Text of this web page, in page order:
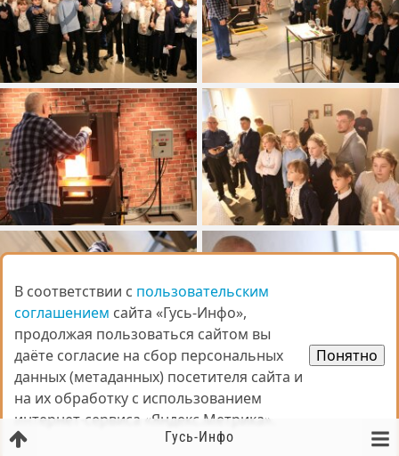
Гусь-Инфо
В соответствии с пользовательским
соглашением сайта «Гусь-Инфо»,
продолжая пользоваться сайтом вы
даёте согласие на сбор персональных
данных (метаданных) посетителя сайта и
на их обработку с использованием
интернет-сервиса «Яндекс.Метрика».
Понятно
В соответствии с пользовательским
соглашением сайта «Гусь-Инфо»,
продолжая пользоваться сайтом вы
даёте согласие на сбор персональных
данных (метаданных) посетителя сайта и
на их обработку с использованием
интернет-сервиса «Яндекс.Метрика».
Понятно